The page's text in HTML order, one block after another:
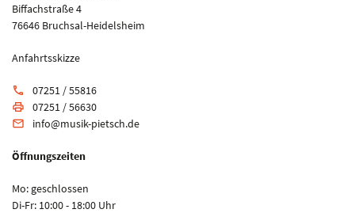
Biffachstraße 4
76646 Bruchsal-Heidelsheim
Anfahrtsskizze
phone 07251 / 55816
print 07251 / 56630
email info@musik-pietsch.de
Öffnungszeiten
Mo: geschlossen
Di-Fr: 10:00 - 18:00 Uhr